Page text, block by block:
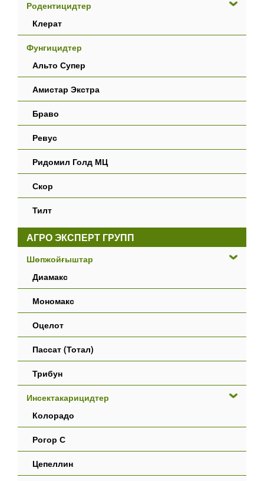
Родентицидтер
Клерат
Фунгицидтер
Альто Супер
Амистар Экстра
Браво
Ревус
Ридомил Голд МЦ
Скор
Тилт
АГРО ЭКСПЕРТ ГРУПП
Шөпжойғыштар
Диамакс
Мономакс
Оцелот
Пассат (Тотал)
Трибун
Инсектакарицидтер
Колорадо
Рогор С
Цепеллин